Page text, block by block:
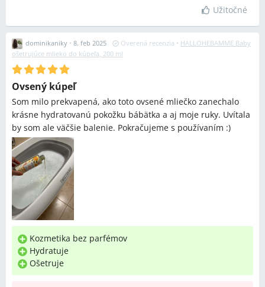
Užitočné
dominikaniky • 8. feb 2025 Overená recenzia • HALLOHEBAMME Baby
ošetrujúce mlieko do kúpeľa, 200 ml
Ovsený kúpeľ
Som milo prekvapená, ako toto ovsené mliečko zanechalo
krásne hydratovanú pokožku bábätka a aj moje ruky. Uvítala
by som ale väčšie balenie. Pokračujeme s používaním :)
Kozmetika bez parfémov
Hydratuje
Ošetruje